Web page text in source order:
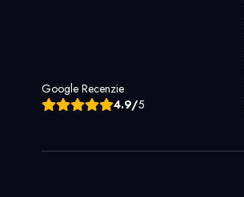
Google Recenzie
4.9/5